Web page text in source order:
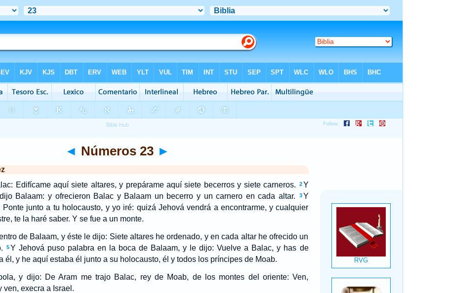
◄ Números 23 ►
Edifícame aquí siete altares, y prepárame aquí siete becerros y siete carneros. 2 Y
Balaam: y ofrecieron Balac y Balaam un becerro y un carnero en cada altar.
3 Y
junto a tu holocausto, y yo iré: quizá Jehová vendrá a encontrarme, y cualquier
te la haré saber. Y se fue a un monte.
de Balaam, y éste le dijo: Siete altares he ordenado, y en cada altar he ofrecido un
5Y Jehová puso palabra en la boca de Balaam, y le dijo: Vuelve a Balac, y has de
él, y he aquí estaba él junto a su holocausto, él y todos los príncipes de Moab.
y dijo: De Aram me trajo Balac, rey de Moab, de los montes del oriente: Ven,
ven, execra a Israel.